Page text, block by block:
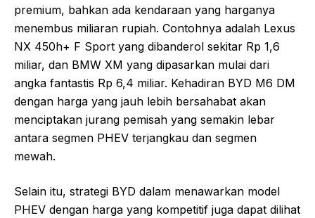
premium, bahkan ada kendaraan yang harganya
menembus miliaran rupiah. Contohnya adalah Lexus
NX 450h+ F Sport yang dibanderol sekitar Rp 1,6
miliar, dan BMW XM yang dipasarkan mulai dari
angka fantastis Rp 6,4 miliar. Kehadiran BYD M6 DM
dengan harga yang jauh lebih bersahabat akan
menciptakan jurang pemisah yang semakin lebar
antara segmen PHEV terjangkau dan segmen
mewah.
Selain itu, strategi BYD dalam menawarkan model
PHEV dengan harga yang kompetitif juga dapat dilihat